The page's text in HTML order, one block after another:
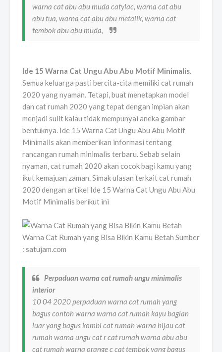
warna cat abu abu muda catylac, warna cat abu
abu tua, warna cat abu abu metalik, warna cat
tembok abu abu muda,
Ide 15 Warna Cat Ungu Abu Abu Motif Minimalis.
Semua keluarga pasti bercita-cita memiliki cat rumah
2020 yang nyaman. Tetapi, buat menetapkan model
dan cat rumah 2020 yang tepat dengan impian akan
menjadi sulit kalau tidak mempunyai aneka gambar
bentuknya. Ide 15 Warna Cat Ungu Abu Abu Motif
Minimalis akan memberikan informasi tentang
rancangan rumah minimalis terbaru. Sebab selain
nyaman, cat rumah 2020 akan cocok bagi kamu yang
ikut kemajuan zaman. Simak ulasan terkait cat rumah
2020 dengan artikel Ide 15 Warna Cat Ungu Abu Abu
Motif Minimalis berikut ini
Warna Cat Rumah yang Bisa Bikin Kamu Betah Sumber
: satujam.com
Perpaduan warna cat rumah ungu minimalis
interior
10 04 2020 perpaduan warna cat rumah yang
bagus contoh warna warna cat rumah kayu bagian
luar yang bagus kombi cat rumah warna hijau cat
rumah warna ungu cat r cat rumah warna abu abu
cat rumah warna orange c cat tembok yang bagus